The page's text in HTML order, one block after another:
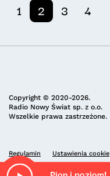
1 2 3 4
Copyright © 2020-2026.
Radio Nowy Świat sp. z o.o.
Wszelkie prawa zastrzeżone.
Regulamin Ustawienia cookie